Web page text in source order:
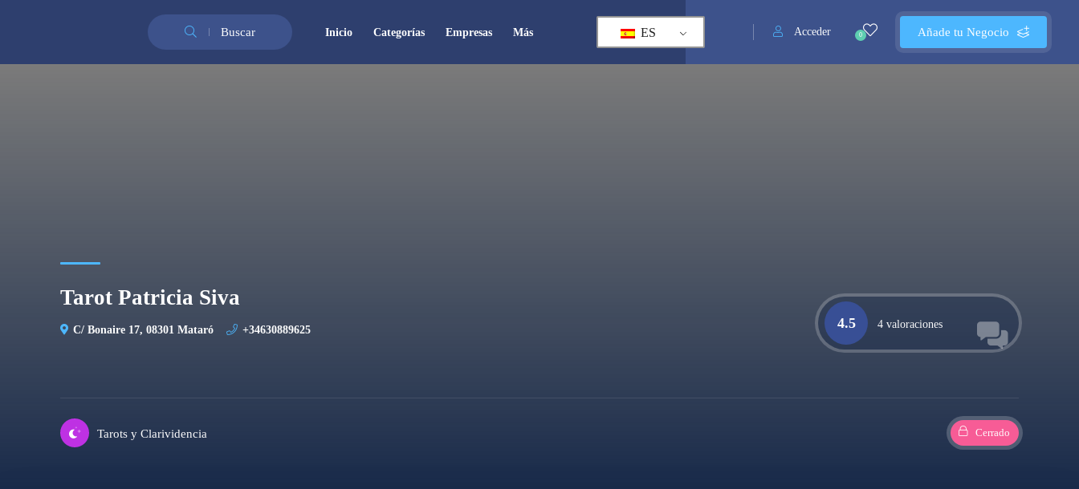
Buscar Añade tu Negocio
0
Acceder
ES
Inicio Categorías Empresas Más
Tarot Patricia Siva
C/ Bonaire 17, 08301 Mataró +34630889625 4.5 4 valoraciones
Tarots y Clarividencia Cerrado